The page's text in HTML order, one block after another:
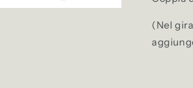
(Nel